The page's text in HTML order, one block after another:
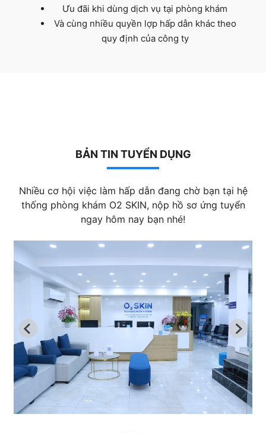
Ưu đãi khi dùng dịch vụ tại phòng khám
Và cùng nhiều quyền lợp hấp dẫn khác theo
quy định của công ty
BẢN TIN TUYỂN DỤNG
Nhiều cơ hội việc làm hấp dẫn đang chờ bạn tại hệ
thống phòng khám O2 SKIN, nộp hồ sơ ứng tuyển
ngay hôm nay bạn nhé!